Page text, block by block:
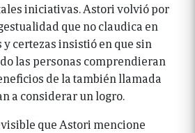
iniciativas. Astori volvió por
que no claudica en
certezas insistió en que sin
las personas comprendieran
de la también llamada
a considerar un logro.
que Astori mencione